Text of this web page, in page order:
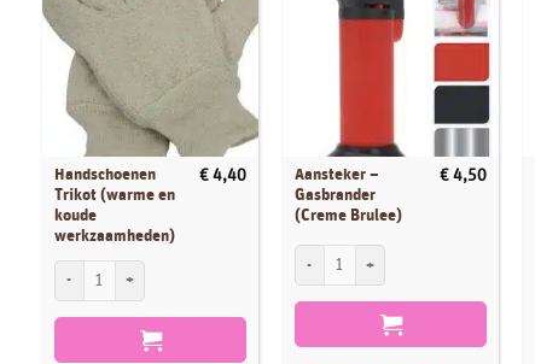
Handschoenen
Trikot (warme en
koude
werkzaamheden)
€ 4,40
Handschoenen Trikot (warme en koude werkzaamheden) aantal
Aansteker –
Gasbrander
(Creme Brulee)
€ 4,50
Aansteker - Gasbrander (Creme Brulee)